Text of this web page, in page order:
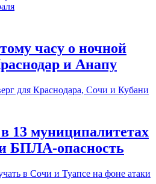
часу о ночной
и Анапу
13 муниципалитетах
БПЛА-опасность